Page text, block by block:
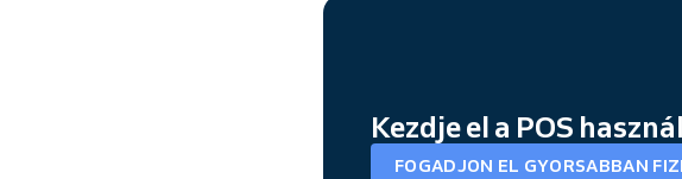
Kezdje el a POS
FOGADJON EL GYORSABBAN